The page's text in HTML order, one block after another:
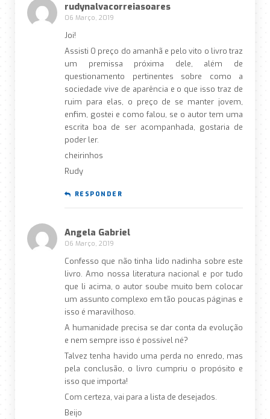
rudynalvacorreiasoares
06 Março, 2019
Joi!
Assisti O preço do amanhã e pelo vito o livro traz
um premissa próxima dele, além de
questionamento pertinentes sobre como a
sociedade vive de aparência e o que isso traz de
ruim para elas, o preço de se manter jovem,
enfim, gostei e como falou, se o autor tem uma
escrita boa de ser acompanhada, gostaria de
poder ler.
cheirinhos
Rudy
RESPONDER
Angela Gabriel
06 Março, 2019
Confesso que não tinha lido nadinha sobre este
livro. Amo nossa literatura nacional e por tudo
que li acima, o autor soube muito bem colocar
um assunto complexo em tão poucas páginas e
isso é maravilhoso.
A humanidade precisa se dar conta da evolução
e nem sempre isso é possível né?
Talvez tenha havido uma perda no enredo, mas
pela conclusão, o livro cumpriu o propósito e
isso que importa!
Com certeza, vai para a lista de desejados.
Beijo